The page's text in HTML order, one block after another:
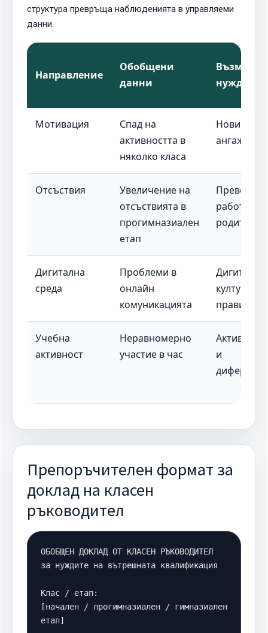
структура превръща наблюденията в управляеми
данни.
Направление
Обобщени
данни
нужда
Мотивация
Спад на
активността в
няколко класа
Нови
Отсъствия
Увеличение на
отсъствията в
прогимназиален
етап
работа с
родители
Дигитална
среда
Проблеми в
онлайн
комуникацията
Дигитална
култура и
правила
Учебна
активност
Неравномерно
участие в час
Активни
и
Препоръчителен формат за
доклад на класен
ръководител
ОБОБЩЕН ДОКЛАД ОТ КЛАСЕН РЪКОВОДИТЕЛ
за нуждите на вътрешната квалификация
Клас / етап:
[начален / прогимназиален / гимназиален
етап]